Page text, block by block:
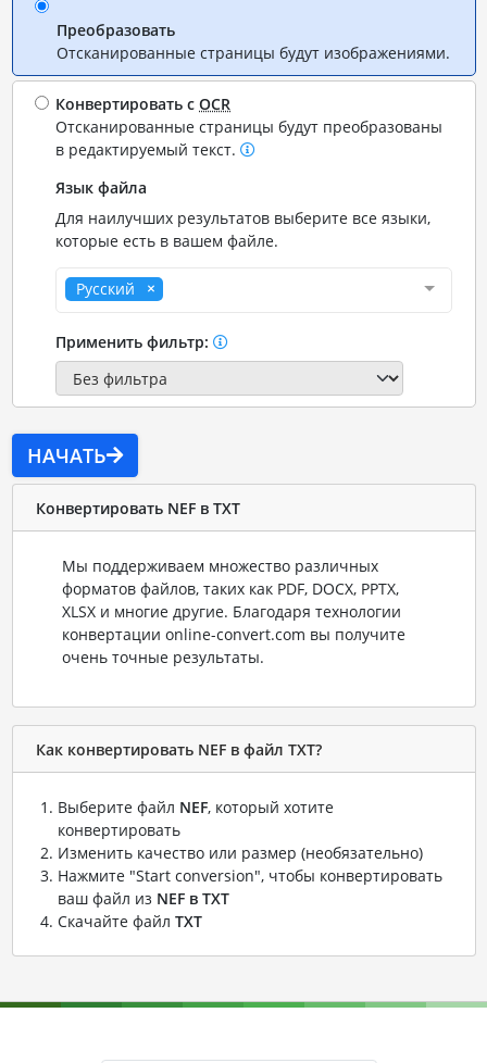
Преобразовать
Отсканированные страницы будут изображениями.
Конвертировать сOCR
Отсканированные страницы будут преобразованы
в редактируемый текст.
Язык файла
Для наилучших результатов выберите все языки,
которые есть в вашем файле.
Русский
Применить фильтр:
НАЧАТЬ
Конвертировать NEF в TXT
Мы поддерживаем множество различных
форматов файлов, таких как PDF, DOCX, PPTX,
XLSX и многие другие. Благодаря технологии
конвертации online-convert.com вы получите
очень точные результаты.
Как конвертировать NEF в файл TXT?
Выберите файл NEF, который хотите
конвертировать
Изменить качество или размер (необязательно)
Нажмите "Start conversion", чтобы конвертировать
ваш файл из NEF в TXT
Скачайте файл TXT